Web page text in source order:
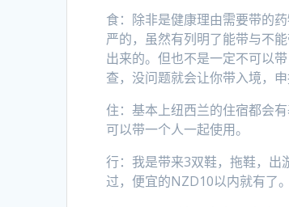
食：除非是健康理由需要带的
严的，虽然有列明了能带与不
出来的。但也不是一定不可以
查，没问题就会让你带入境，
住：基本上纽西兰的住宿都会
可以带一个人一起使用。
行：我是带来3双鞋，拖鞋，出
过，便宜的NZD10以内就有了。